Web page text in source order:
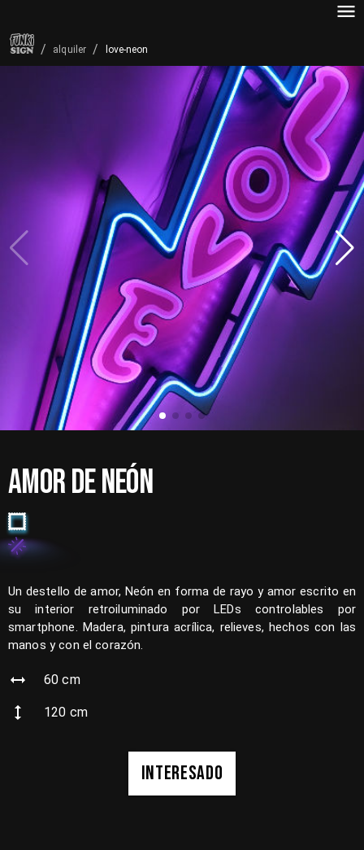
/ alquiler / love-neon
AMOR DE NEÓN
Un destello de amor, Neón en forma de rayo y amor escrito en
su interior retroiluminado por LEDs controlables por
smartphone. Madera, pintura acrílica, relieves, hechos con las
manos y con el corazón.
60 cm
120 cm
INTERESADO